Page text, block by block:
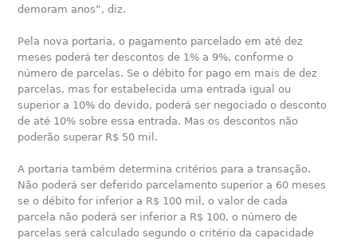
demoram anos”, diz.
Pela nova portaria, o pagamento parcelado em até dez
meses poderá ter descontos de 1% a 9%, conforme o
número de parcelas. Se o débito for pago em mais de dez
parcelas, mas for estabelecida uma entrada igual ou
superior a 10% do devido, poderá ser negociado o desconto
de até 10% sobre essa entrada. Mas os descontos não
poderão superar R$ 50 mil.
A portaria também determina critérios para a transação.
Não poderá ser deferido parcelamento superior a 60 meses
se o débito for inferior a R$ 100 mil, o valor de cada
parcela não poderá ser inferior a R$ 100, o número de
parcelas será calculado segundo o critério da capacidade